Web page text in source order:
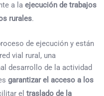
a la ejecución de trabajos
rurales.
de ejecución y están
vial rural, una
desarrollo de la actividad
garantizar el acceso a los
el traslado de la